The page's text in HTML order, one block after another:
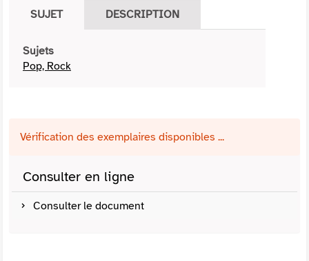
SUJET DESCRIPTION
Sujets
Pop, Rock
Vérification des exemplaires disponibles ...
Consulter en ligne
Consulter le document